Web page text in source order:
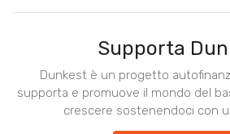
Supporta
Dunkest è un progetto
supporta e promuove il mondo del
crescere sostenendoci con